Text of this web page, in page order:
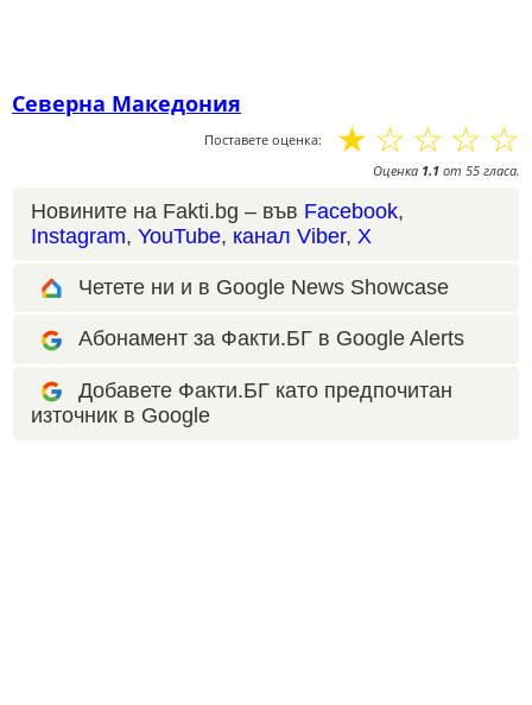
Северна Македония
Поставете оценка: ☆
☆
☆
☆
☆
Оценка 1.1 от 55 гласа.
Новините на Fakti.bg – във Facebook,
Instagram, YouTube, канал Viber, X
Четете ни и в Google News Showcase
Абонамент за Факти.БГ в Google Alerts
Добавете Факти.БГ като предпочитан
източник в Google